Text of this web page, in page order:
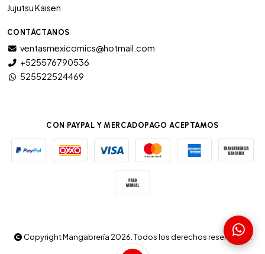
Jujutsu Kaisen
CONTÁCTANOS
ventasmexicomics@hotmail.com
+525576790536
525522524469
CON PAYPAL Y MERCADOPAGO ACEPTAMOS
Copyright Mangabrería 2026. Todos los derechos reservados.